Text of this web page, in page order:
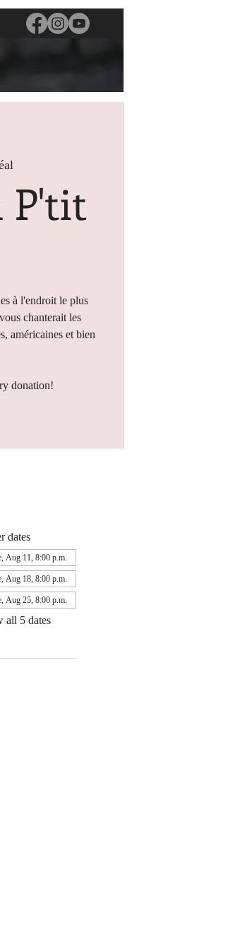
P'tit
à l'endroit le plus
chanterait les
américaines et bien
donation!
dates
Aug 11, 8:00 p.m.
Aug 18, 8:00 p.m.
Aug 25, 8:00 p.m.
all 5 dates